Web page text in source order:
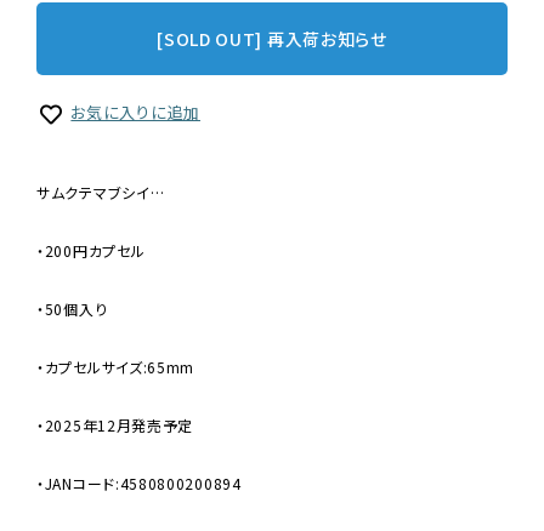
[SOLD OUT] 再入荷お知らせ
お気に入りに追加
サムクテマブシイ…
・200円カプセル
・50個入り
・カプセルサイズ:65mm
・2025年12月発売予定
・JANコード:4580800200894